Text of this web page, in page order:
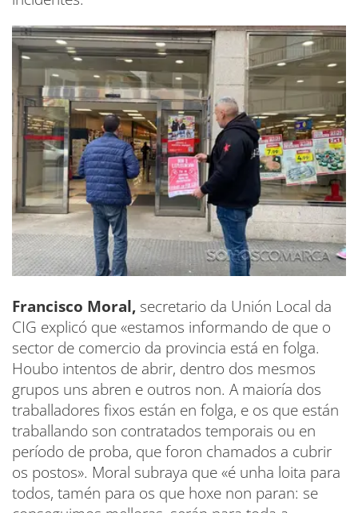
Francisco Moral, secretario da Unión Local da
CIG explicó que «estamos informando de que o
sector de comercio da provincia está en folga.
Houbo intentos de abrir, dentro dos mesmos
grupos uns abren e outros non. A maioría dos
traballadores fixos están en folga, e os que están
traballando son contratados temporais ou en
período de proba, que foron chamados a cubrir
os postos». Moral subraya que «é unha loita para
todos, tamén para os que hoxe non paran: se